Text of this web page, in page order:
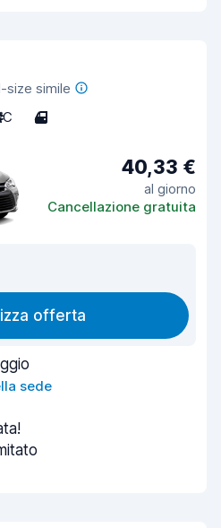
size simile
4
40,33 €
al giorno
Cancellazione gratuita
offerta
sede